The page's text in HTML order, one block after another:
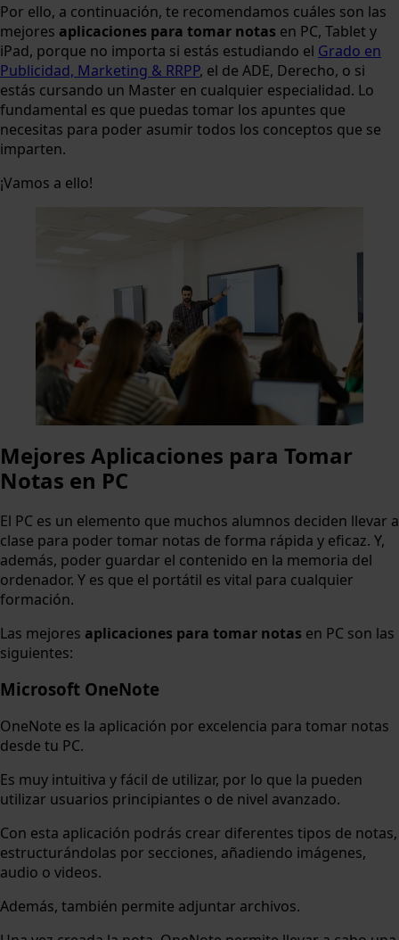
Por ello, a continuación, te recomendamos cuáles son las
mejores aplicaciones para tomar notas en PC, Tablet y
iPad, porque no importa si estás estudiando el Grado en
Publicidad, Marketing & RRPP, el de ADE, Derecho, o si
estás cursando un Master en cualquier especialidad. Lo
fundamental es que puedas tomar los apuntes que
necesitas para poder asumir todos los conceptos que se
imparten.
¡Vamos a ello!
Mejores Aplicaciones para Tomar
Notas en PC
El PC es un elemento que muchos alumnos deciden llevar a
clase para poder tomar notas de forma rápida y eficaz. Y,
además, poder guardar el contenido en la memoria del
ordenador. Y es que el portátil es vital para cualquier
formación.
Las mejores aplicaciones para tomar notas en PC son las
siguientes:
Microsoft OneNote
OneNote es la aplicación por excelencia para tomar notas
desde tu PC.
Es muy intuitiva y fácil de utilizar, por lo que la pueden
utilizar usuarios principiantes o de nivel avanzado.
Con esta aplicación podrás crear diferentes tipos de notas,
estructurándolas por secciones, añadiendo imágenes,
audio o videos.
Además, también permite adjuntar archivos.